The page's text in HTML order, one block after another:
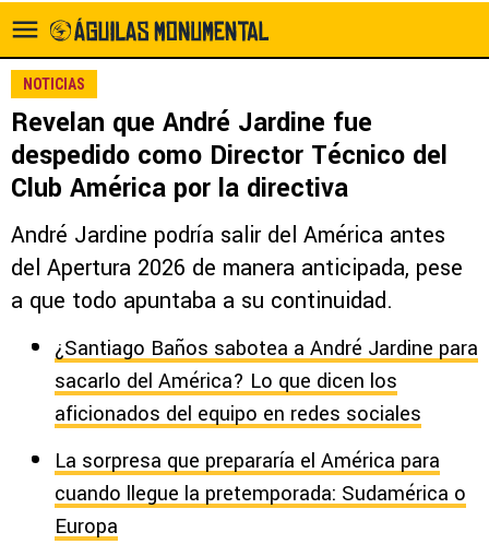
NOTICIAS
Revelan que André Jardine fue
despedido como Director Técnico del
Club América por la directiva
André Jardine podría salir del América antes
del Apertura 2026 de manera anticipada, pese
a que todo apuntaba a su continuidad.
¿Santiago Baños sabotea a André Jardine para
sacarlo del América? Lo que dicen los
aficionados del equipo en redes sociales
La sorpresa que prepararía el América para
cuando llegue la pretemporada: Sudamérica o
Europa